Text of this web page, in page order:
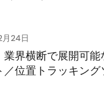
24日
業界横断で展開可能
／位置トラッキング